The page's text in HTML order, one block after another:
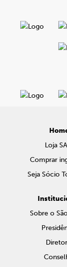
Loja
Comprar
Seja Sócio
Sobre o